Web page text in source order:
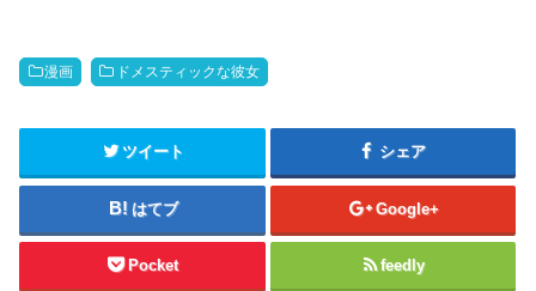
漫画 ドメスティックな彼女
ツイート シェア
はてブ Google+
Pocket feedly